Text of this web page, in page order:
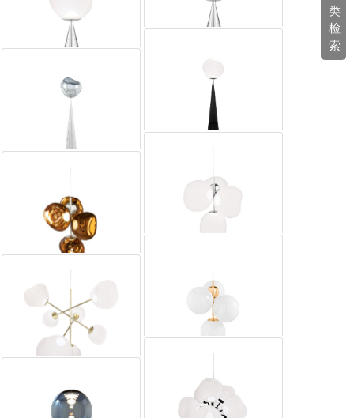
类
检
索
Melt Cone Slim Floor
Opal LED落地灯
Melt Cone Fat Table
Silver LED台灯
Melt Cone Fat Table
Opal LED台灯
Melt Cone Fat Floor
Opal LED落地灯
Melt Cone Fat Floor
LED落地灯
Melt Chandelier
Small Opal LED吊灯
Melt Chandelier Mini
吊灯